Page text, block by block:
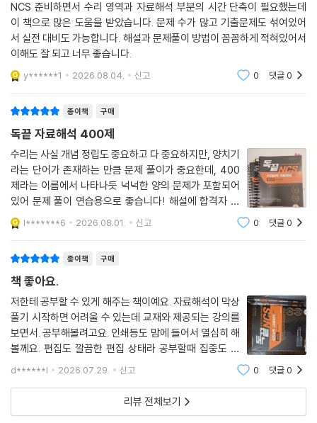
NCS 준비하면서 수리 영역과 자료해석 부분의 시간 단축이 필요했는데
이 책으로 많은 도움을 받았습니다. 문제 수가 많고 기출문제도 섞여있어
서 실전 대비도 가능합니다. 해설과 문제풀이 방법이 꼼꼼하게 적혀있어서
이해도 잘 되고 너무 좋습니다.
y******1 2026.08.04. 신고 0 댓글0
종이책 구매
독끝 자료해석 400제
수리는 사실 개념 정립도 중요하고 다 중요하지만, 양치기
라는 단어가 존재하는 만큼 문제 풀이가 중요한데, 400
제라는 이름에서 나타나듯 넉넉한 양의 문제가 포함되어
있어 문제 풀이 연습용으로 좋습니다! 해설에 합격자 풀
이 순서나 시간 단축 팁 등도 문제마다 상세하게 나와 있
어, 시간 단축 연습에 유용합니다!
l*******6 2026.08.01. 신고 0 댓글0
종이책 구매
책 좋아요.
저한테 공부할 수 있게 해주는 책이예요. 자료해석이 막상
풀기 시작하면 어려울 수 있는데 교재와 제공되는 강의를
보면서. 공부해볼려고요. 인쇄등도 맘에 들어서 열심히 해
볼께요. 편집도 깔끔한 편집 상태라 공부할때 집중도 잘
될 것 같아요
d******l 2026.07.29. 신고 0 댓글0
리뷰 전체보기